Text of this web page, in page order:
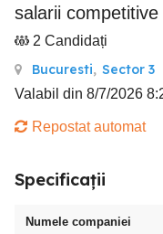
salarii
2 Candidați
Bucuresti, Sector 3
Valabil din 8/7/2026
Repostat automat
Specificații
Numele companiei